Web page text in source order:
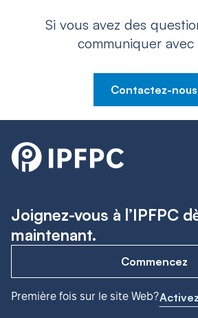
Si vous avez des
communiquer avec
Contactez-nous
Joignez-vous à l’IPFPC
maintenant.
Commencez
Première fois sur le site Web?